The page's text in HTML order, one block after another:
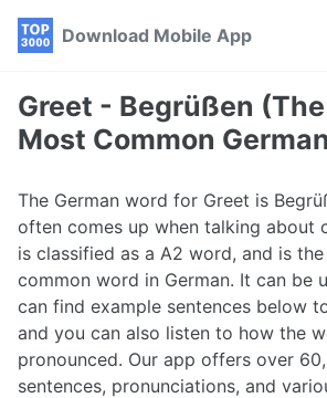
Skip
navigation
Skip
Skip
Download Mobile App
Greet - Begrüßen
Most Common
The German word for Greet is
often comes up when talking about
is classified as a A2 word, and is
common word in German. It can be
can find example sentences below
and you can also listen to how the
pronounced. Our app offers over
sentences, pronunciations, and